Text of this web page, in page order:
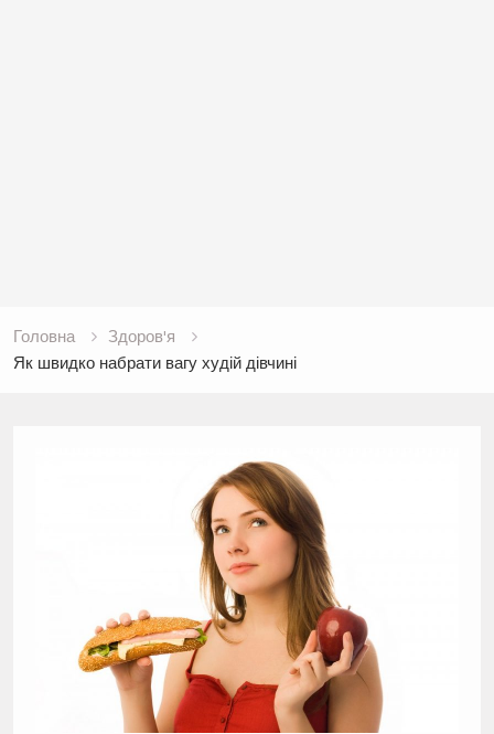
Головна
Здоров'я
Як швидко набрати вагу худій дівчині